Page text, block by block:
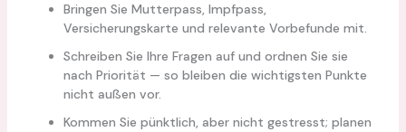
Bringen Sie Mutterpass, Impfpass,
Versicherungskarte und relevante Vorbefunde mit.
Schreiben Sie Ihre Fragen auf und ordnen Sie sie
nach Priorität — so bleiben die wichtigsten Punkte
nicht außen vor.
Kommen Sie pünktlich, aber nicht gestresst; planen